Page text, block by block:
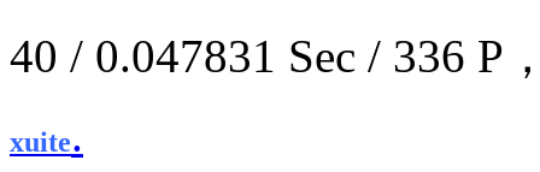
40 / 0.047831 Sec / 336
xuite.